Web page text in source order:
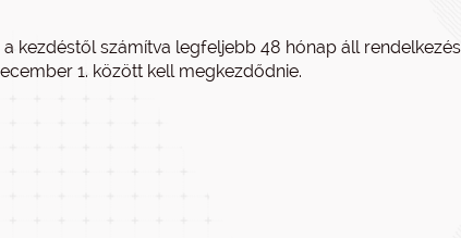
kezdéstől számítva legfeljebb 48 hónap áll
1. között kell megkezdődnie.